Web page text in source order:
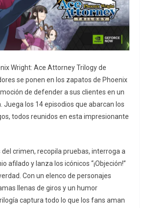
Wright: Ace Attorney Trilogy de
se ponen en los zapatos de Phoenix
de defender a sus clientes en un
Juega los 14 episodios que abarcan los
todos reunidos en esta impresionante
del crimen, recopila pruebas, interroga a
afilado y lanza los icónicos “¡Objeción!”
Con un elenco de personajes
llenas de giros y un humor
captura todo lo que los fans aman